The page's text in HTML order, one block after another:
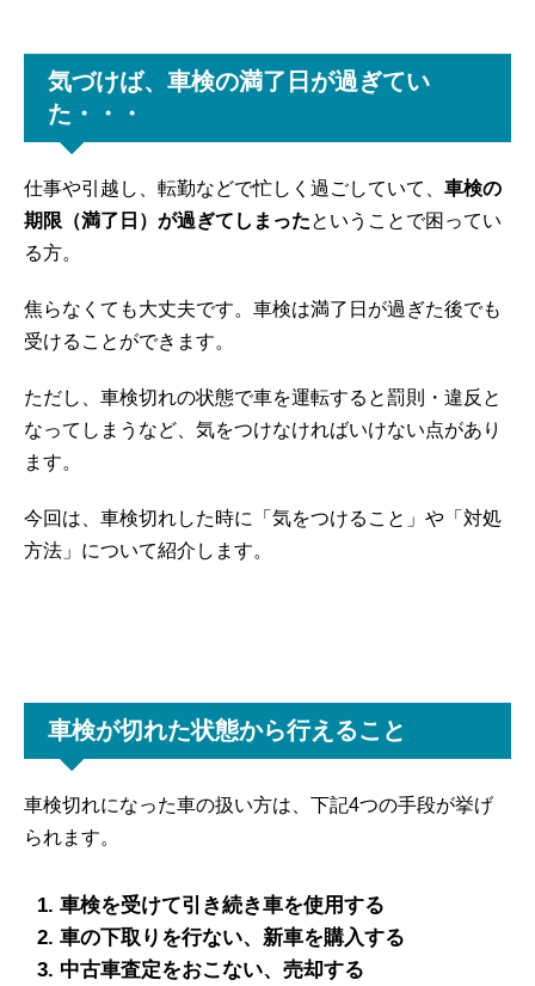
気づけば、車検の満了日が過ぎてい
た・・・
仕事や引越し、転勤などで忙しく過ごしていて、 車検の
期限（満了日）が過ぎてしまったということで困ってい
る方。
焦らなくても大丈夫です。車検は満了日が過ぎた後でも
受けることができます。
ただし、車検切れの状態で車を運転すると罰則・違反と
なってしまうなど、気をつけなければいけない点があり
ます。
今回は、車検切れした時に「気をつけること」や「対処
方法」について紹介します。
車検が切れた状態から行えること
車検切れになった車の扱い方は、下記4つの手段が挙げ
られます。
車検を受けて引き続き車を使用する
車の下取りを行ない、新車を購入する
中古車査定をおこない、売却する